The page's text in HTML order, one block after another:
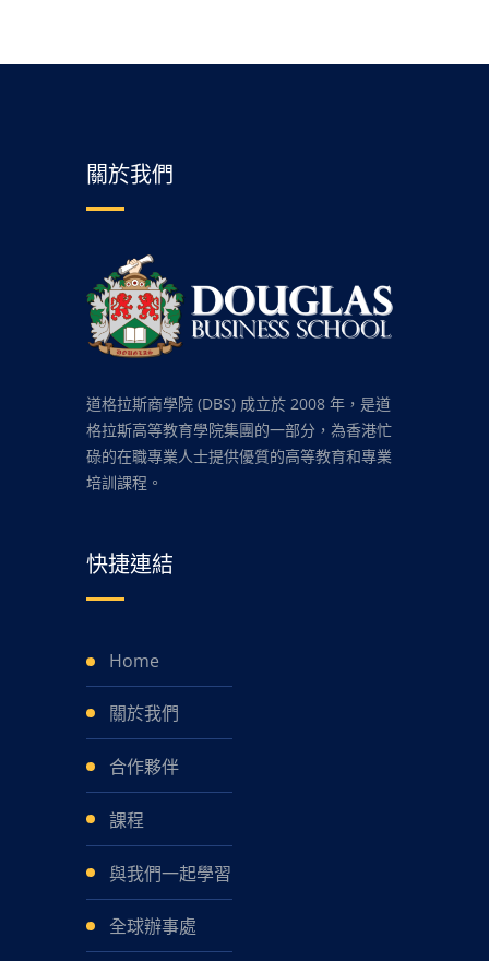
關於我們
道格拉斯商學院 (DBS) 成立於 2008 年，是道
格拉斯高等教育學院集團的一部分，為香港忙
碌的在職專業人士提供優質的高等教育和專業
培訓課程。
快捷連結
Home
關於我們
合作夥伴
課程
與我們一起學習
全球辦事處